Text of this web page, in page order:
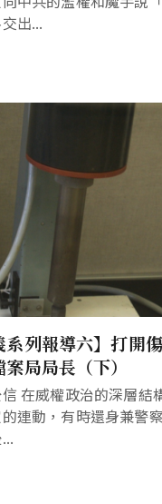
出...
系列報導六】打開
局局長（下）
在威權政治的深層結
連動，有時還身兼警